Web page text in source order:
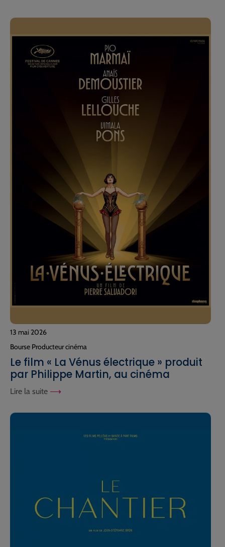
13 mai 2026
Bourse Producteur cinéma
Le film « La Vénus électrique » produit
par Philippe Martin, au cinéma
Lire la suite